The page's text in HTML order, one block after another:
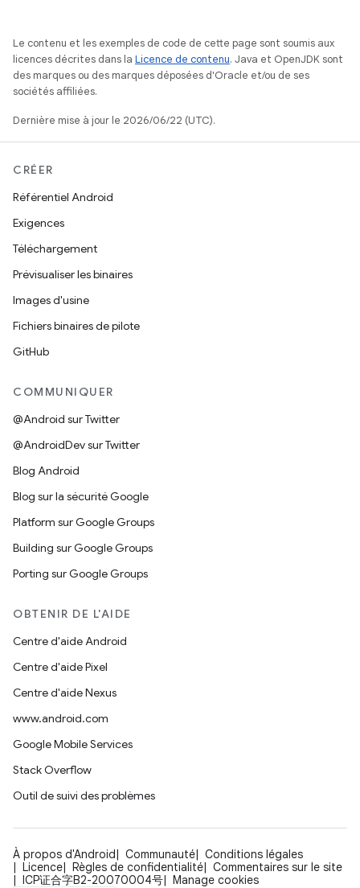
Le contenu et les exemples de code de cette page sont soumis aux
licences décrites dans la Licence de contenu. Java et OpenJDK sont
des marques ou des marques déposées d'Oracle et/ou de ses
sociétés affiliées.
Dernière mise à jour le 2026/06/22 (UTC).
CRÉER
Référentiel Android
Exigences
Téléchargement
Prévisualiser les binaires
Images d'usine
Fichiers binaires de pilote
GitHub
COMMUNIQUER
@Android sur Twitter
@AndroidDev sur Twitter
Blog Android
Blog sur la sécurité Google
Platform sur Google Groups
Building sur Google Groups
Porting sur Google Groups
OBTENIR DE L'AIDE
Centre d'aide Android
Centre d'aide Pixel
Centre d'aide Nexus
www.android.com
Google Mobile Services
Stack Overflow
Outil de suivi des problèmes
À propos d'Android Communauté
Conditions légales
Licence
Règles de confidentialité
Commentaires sur le site
ICP证合字B2-20070004号
Manage cookies